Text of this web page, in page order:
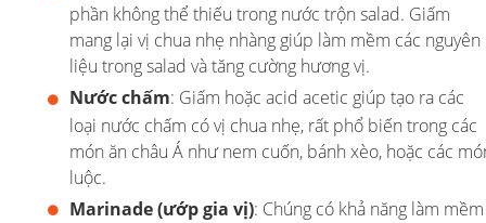
phần không thể thiếu trong nước trộn salad. Giấm
mang lại vị chua nhẹ nhàng giúp làm mềm các nguyên
liệu trong salad và tăng cường hương vị.
Nước chấm: Giấm hoặc acid acetic giúp tạo ra các
loại nước chấm có vị chua nhẹ, rất phổ biến trong các
món ăn châu Á như nem cuốn, bánh xèo, hoặc các
luộc.
Marinade (ướp gia vị): Chúng có khả năng làm mềm